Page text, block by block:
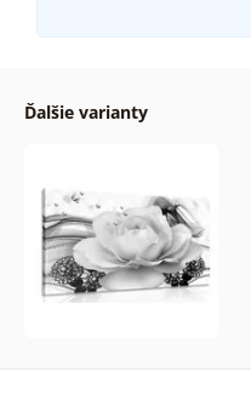
Ďalšie varianty